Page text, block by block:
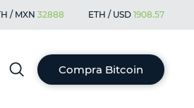
/ MXN 32888 ETH / USD 1908.57
Compra Bitcoin